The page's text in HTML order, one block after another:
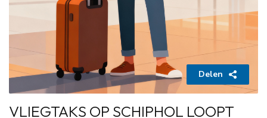
Delen
VLIEGTAKS OP SCHIPHOL LOOPT